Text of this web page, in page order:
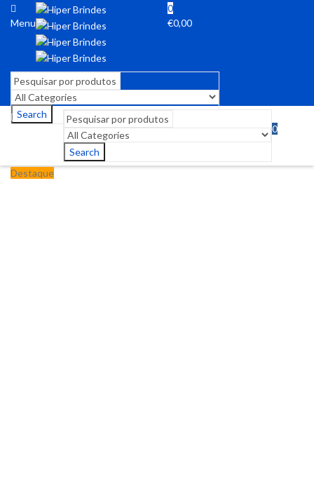
Menu
0
€0,00
Search
Search
0
Destaque